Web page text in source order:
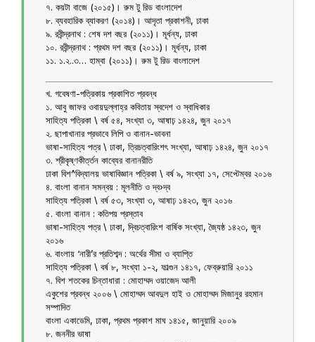
৭. কয়টা বাজে (২০১৫)। রুম টু রিড বাংলাদেশ
৮. ব্যবহারিক ব্যাকরণ (২০১৪)। আদৃতা প্রকাশনী, ঢাকা
৯. রবীন্দ্রনাথ : শেষ দশ বছর (২০১১)। মূর্ধন্য, ঢাকা
১০. রবীন্দ্রনাথ : প্রথম দশ বছর (২০১১)। মূর্ধন্য, ঢাকা
১১. ১.২..৩… হাম্বা (২০১১)। রুম টু রিড বাংলাদেশ
খ. গবেষণা-পত্রিকায় প্রকাশিত প্রবন্ধ
১. আবু জাফর ওবায়দুল্লাহ্র কবিতায় স্বদেশ ও স্বাধিকার
সাহিত্য পত্রিকা \ বর্ষ ৫৪, সংখ্যা ৩, আষাঢ় ১৪২৪, জুন ২০১৭
২. ছাপাখানার প্রভাবে লিপি ও বানান-ভাবনা
ভাষা-সাহিত্য পত্র \ ঢাকা, ত্রিচত্বারিংশৎ সংখ্যা, আষাঢ় ১৪২৪, জুন ২০১৭
৩. শ্রীকৃষ্ণকীর্ত্তন কাব্যের বানানরীতি
ঢাকা বিশ^বিদ্যালয় ভাষাবিজ্ঞান পত্রিকা \ বর্ষ ৯, সংখ্যা ১৭, সেপ্টেম্বর ২০১৬
৪. বাংলা বানান সমন্বয় : মূলনীতি ও দ্ব›দ্ব
সাহিত্য পত্রিকা \ বর্ষ ৫৩, সংখ্যা ৩, আষাঢ় ১৪২৩, জুন ২০১৬
৫. বাংলা বানান : কতিপয় প্রস্তাব
ভাষা-সাহিত্য পত্র \ ঢাকা, দ্বিচত্বারিংশ বার্ষিক সংখ্যা, জ্যৈষ্ঠ ১৪২৩, জুন
২০১৬
৬. বাংলায় ‘নারী’র প্রতিশব্দ : অর্থের সীমা ও ব্যাপ্তি
সাহিত্য পত্রিকা \ বর্ষ ৮, সংখ্যা ১-২, ফাল্গুন ১৪১৭, ফেব্রুয়ারি ২০১১
৭. বিশ শতকের চিন্তাধারা : মোহাম্মদ ওয়াজেদ আলী
একুশের প্রবন্ধ ২০০৬ \ মোহাম্মদ আবদুল হাই ও মোহাম্মদ মিজানুর রহমান
সম্পাদিত
বাংলা একাডেমি, ঢাকা, প্রথম প্রকাশ মাঘ ১৪১৫, জানুয়ারি ২০০৯
৮. জননীর ভাষা